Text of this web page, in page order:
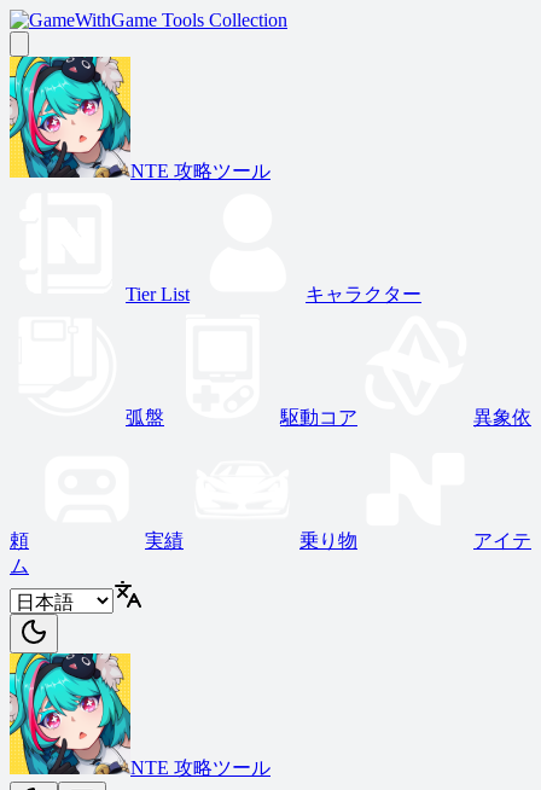
Game Tools Collection
NTE 攻略ツール
Tier List キャラクター
弧盤 駆動コア 異象依
頼 実績 乗り物
アイテ
ム
NTE 攻略ツール